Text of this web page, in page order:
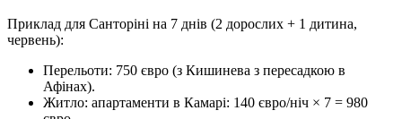
Приклад для Санторіні на 7 днів (2 дорослих + 1 дитина,
червень):
Перельоти: 750 євро (з Кишинева з пересадкою в
Афінах).
Житло: апартаменти в Камарі: 140 євро/ніч × 7 = 980